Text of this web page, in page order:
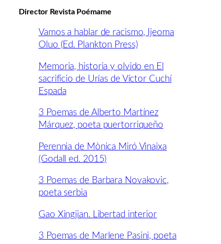
Director Revista Poémame
Vamos a hablar de racismo, Ijeoma
Oluo (Ed. Plankton Press)
Memoria, historia y olvido en El
sacrificio de Urías de Víctor Cuchí
Espada
3 Poemas de Alberto Martínez
Márquez, poeta puertorriqueño
Perennia de Mònica Miró Vinaixa
(Godall ed. 2015)
3 Poemas de Barbara Novakovic,
poeta serbia
Gao Xingjian. Libertad interior
3 Poemas de Marlene Pasini, poeta